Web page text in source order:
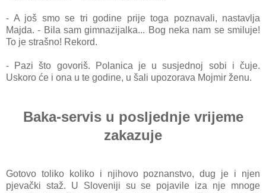
- A još smo se tri godine prije toga poznavali, nastavlja
Majda. - Bila sam gimnazijalka... Bog neka nam se smiluje!
To je strašno! Rekord.
- Pazi što govoriš. Polanica je u susjednoj sobi i čuje.
Uskoro će i ona u te godine, u šali upozorava Mojmir ženu.
Baka-servis u posljednje vrijeme
zakazuje
Gotovo toliko koliko i njihovo poznanstvo, dug je i njen
pjevački staž. U Sloveniji su se pojavile iza nje mnoge